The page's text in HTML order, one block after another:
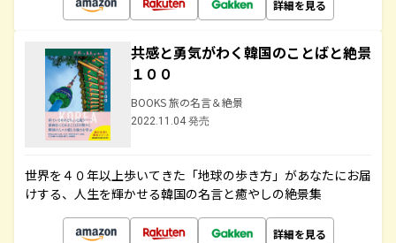
詳細を見る
共感と勇気がわく韓国のことばと絶景
１００
BOOKS 旅の名言＆絶景
2022.11.04 発売
世界を４０年以上歩いてきた「地球の歩き方」があなたにお届
けする、人生を輝かせる韓国の名言と癒やしの絶景集
詳細を見る